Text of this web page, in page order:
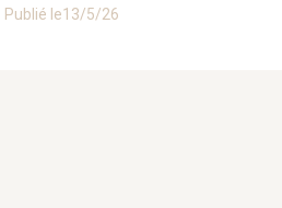
Publié le13/5/26